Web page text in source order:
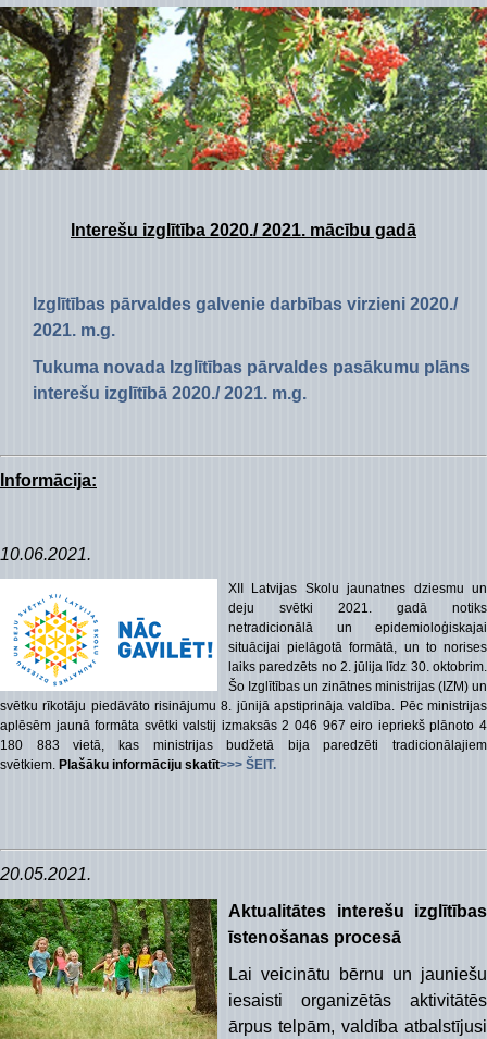
Piekļūstamības paziņojums Izglītības pārvalde
Digitālās plaisas mazināšana sociāli
STEM un pilsoniskā līdzdalība
Interešu izglītība 2020./ 2021. mācību gadā
Izglītības pārvaldes galvenie darbības virzieni 2020./
2021. m.g.
Tukuma novada Izglītības pārvaldes pasākumu plāns
interešu izglītībā 2020./ 2021. m.g.
Informācija:
10.06.2021.
XII Latvijas Skolu jaunatnes dziesmu un
deju svētki 2021. gadā notiks
netradicionālā un epidemioloģiskajai
situācijai pielāgotā formātā, un to norises
laiks paredzēts no 2. jūlija līdz 30. oktobrim.
Šo Izglītības un zinātnes ministrijas (IZM) un
svētku rīkotāju piedāvāto risinājumu 8. jūnijā apstiprināja valdība. Pēc ministrijas
aplēsēm jaunā formāta svētki valstij izmaksās 2 046 967 eiro iepriekš plānoto 4
180 883 vietā, kas ministrijas budžetā bija paredzēti tradicionālajiem
svētkiem. Plašāku informāciju skatīt>>> ŠEIT.
20.05.2021.
Aktualitātes interešu izglītības
īstenošanas procesā
Lai veicinātu bērnu un jauniešu
iesaisti organizētās aktivitātēs
ārpus telpām, valdība atbalstījusi